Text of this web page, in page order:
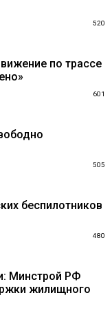
520
по трассе
601
505
беспилотников
480
Минстрой РФ
жилищного